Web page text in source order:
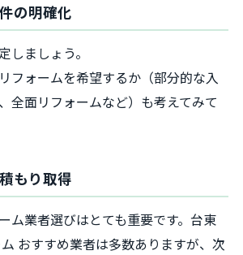
の明確化
しましょう。
フォームを希望するか（部分的な入
全面リフォームなど）も考えてみて
もり取得
ム業者選びはとても重要です。台東
おすすめ業者は多数ありますが、次